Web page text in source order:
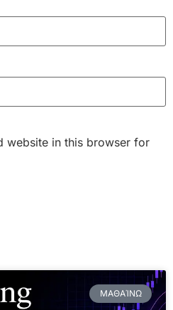
website in this browser for
ΜΑΘΑΊΝΩ